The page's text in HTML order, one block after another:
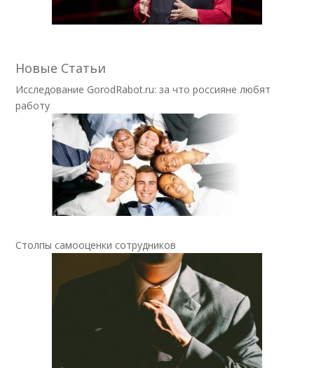
Новые Статьи
Исследование GorodRabot.ru: за что россияне любят
работу
Столпы самооценки сотрудников